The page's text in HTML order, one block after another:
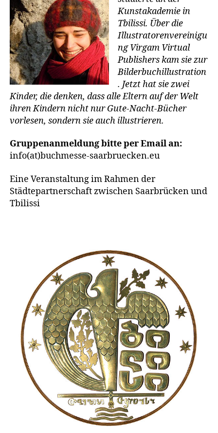
Kunstakademie in
Tbilissi. Über die
Illustratorenvereinigu
ng Virgam Virtual
Publishers kam sie zur
Bilderbuchillustration
. Jetzt hat sie zwei
Kinder, die denken, dass alle Eltern auf der Welt
ihren Kindern nicht nur Gute-Nacht-Bücher
vorlesen, sondern sie auch illustrieren.
Gruppenanmeldung bitte per Email an:
info(at)buchmesse-saarbruecken.eu
Eine Veranstaltung im Rahmen der
Städtepartnerschaft zwischen Saarbrücken und
Tbilissi